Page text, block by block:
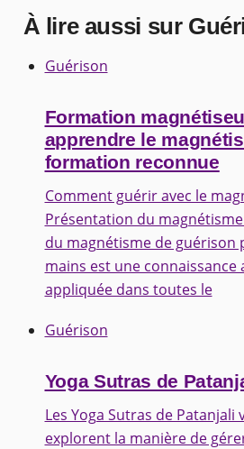
À lire aussi sur
Guérison
Formation
apprendre le
formation reconnue
Comment guérir avec le
Présentation du
du magnétisme de guérison
mains est une connaissance
appliquée dans toutes le
Guérison
Yoga Sutras de
Les Yoga Sutras de Patanjali
explorent la manière de